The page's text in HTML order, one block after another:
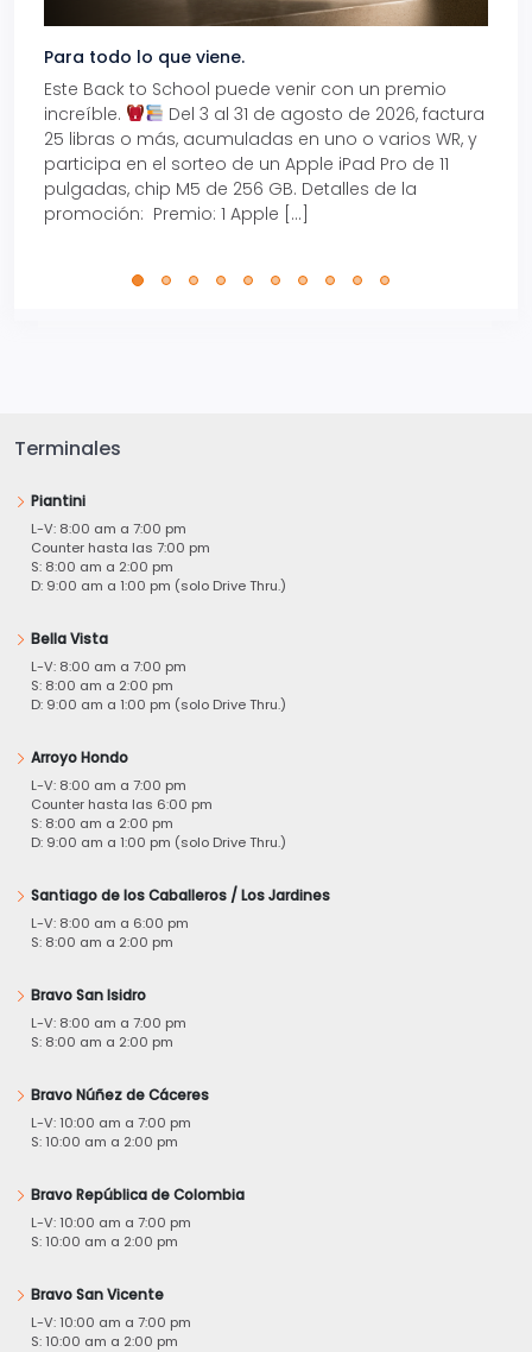
Para todo lo que viene.
Este Back to School puede venir con un premio
increíble.
Del 3 al 31 de agosto de 2026, factura
25 libras o más, acumuladas en uno o varios WR, y
participa en el sorteo de un Apple iPad Pro de 11
pulgadas, chip M5 de 256 GB. Detalles de la
promoción: Premio: 1 Apple […]
Terminales
Piantini
L-V: 8:00 am a 7:00 pm
Counter hasta las 7:00 pm
S: 8:00 am a 2:00 pm
D: 9:00 am a 1:00 pm (solo Drive Thru.)
Bella Vista
L-V: 8:00 am a 7:00 pm
S: 8:00 am a 2:00 pm
D: 9:00 am a 1:00 pm (solo Drive Thru.)
Arroyo Hondo
L-V: 8:00 am a 7:00 pm
Counter hasta las 6:00 pm
S: 8:00 am a 2:00 pm
D: 9:00 am a 1:00 pm (solo Drive Thru.)
Santiago de los Caballeros / Los Jardines
L-V: 8:00 am a 6:00 pm
S: 8:00 am a 2:00 pm
Bravo San Isidro
L-V: 8:00 am a 7:00 pm
S: 8:00 am a 2:00 pm
Bravo Núñez de Cáceres
L-V: 10:00 am a 7:00 pm
S: 10:00 am a 2:00 pm
Bravo República de Colombia
L-V: 10:00 am a 7:00 pm
S: 10:00 am a 2:00 pm
Bravo San Vicente
L-V: 10:00 am a 7:00 pm
S: 10:00 am a 2:00 pm